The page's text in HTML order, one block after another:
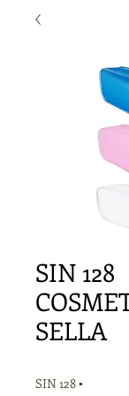
SIN 128
SELLA
SIN 128 ▪